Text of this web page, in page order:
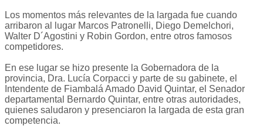
Los momentos más relevantes de la largada fue cuando
arribaron al lugar Marcos Patronelli, Diego Demelchori,
Walter D´Agostini y Robin Gordon, entre otros famosos
competidores.
En ese lugar se hizo presente la Gobernadora de la
provincia, Dra. Lucía Corpacci y parte de su gabinete, el
Intendente de Fiambalá Amado David Quintar, el Senador
departamental Bernardo Quintar, entre otras autoridades,
quienes saludaron y presenciaron la largada de esta gran
competencia.